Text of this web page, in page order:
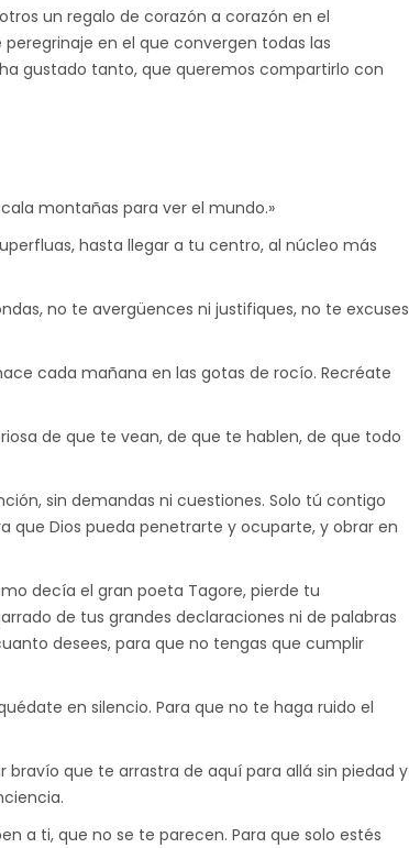
un regalo de corazón a corazón en el
en el que convergen todas las
gustado tanto, que queremos compartirlo con
montañas para ver el mundo.»
hasta llegar a tu centro, al núcleo más
no te avergüences ni justifiques, no te excuses
cada mañana en las gotas de rocío. Recréate
de que te vean, de que te hablen, de que todo
sin demandas ni cuestiones. Solo tú contigo
que Dios pueda penetrarte y ocuparte, y obrar en
decía el gran poeta Tagore, pierde tu
de tus grandes declaraciones ni de palabras
desees, para que no tengas que cumplir
en silencio. Para que no te haga ruido el
que te arrastra de aquí para allá sin piedad y
a ti, que no se te parecen. Para que solo estés